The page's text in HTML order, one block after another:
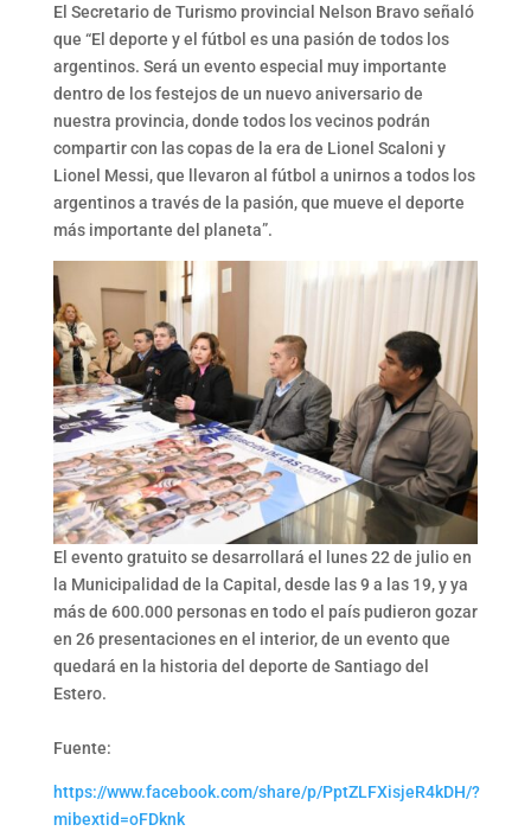
El Secretario de Turismo provincial Nelson Bravo señaló
que “El deporte y el fútbol es una pasión de todos los
argentinos. Será un evento especial muy importante
dentro de los festejos de un nuevo aniversario de
nuestra provincia, donde todos los vecinos podrán
compartir con las copas de la era de Lionel Scaloni y
Lionel Messi, que llevaron al fútbol a unirnos a todos los
argentinos a través de la pasión, que mueve el deporte
más importante del planeta”.
El evento gratuito se desarrollará el lunes 22 de julio en
la Municipalidad de la Capital, desde las 9 a las 19, y ya
más de 600.000 personas en todo el país pudieron gozar
en 26 presentaciones en el interior, de un evento que
quedará en la historia del deporte de Santiago del
Estero.
Fuente:
https://www.facebook.com/share/p/PptZLFXisjeR4kDH/?
mibextid=oFDknk